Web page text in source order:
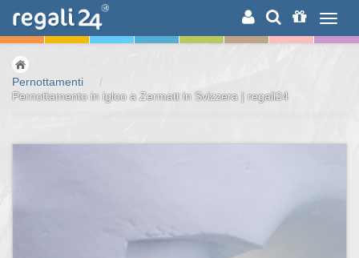
RICERCA
Pernottamenti
/
Pernottamento in igloo a Zermatt in Svizzera | regali24